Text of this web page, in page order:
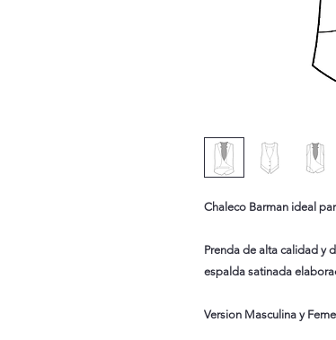
Chaleco Barman ideal
Prenda de alta calidad y
espalda satinada
Version Masculina y